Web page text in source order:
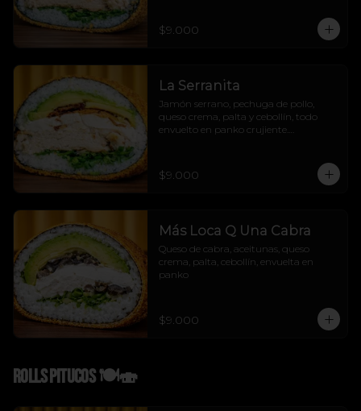
$9.000
La Serranita
Jamón serrano, pechuga de pollo,
queso crema, palta y cebollín, todo
envuelto en panko crujiente.
😏💛
$9.000
Más Loca Q Una Cabra
Queso de cabra, aceitunas, queso
crema, palta, cebollín, envuelta en
panko
$9.000
Rolls Pitucos 🍽️🍣